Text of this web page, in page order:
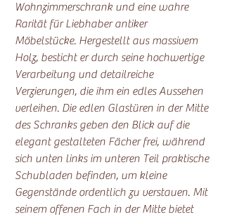
Wohnzimmerschrank und eine wahre
Rarität für Liebhaber antiker
Möbelstücke. Hergestellt aus massivem
Holz, besticht er durch seine hochwertige
Verarbeitung und detailreiche
Verzierungen, die ihm ein edles Aussehen
verleihen. Die edlen Glastüren in der Mitte
des Schranks geben den Blick auf die
elegant gestalteten Fächer frei, während
sich unten links im unteren Teil praktische
Schubladen befinden, um kleine
Gegenstände ordentlich zu verstauen. Mit
seinem offenen Fach in der Mitte bietet